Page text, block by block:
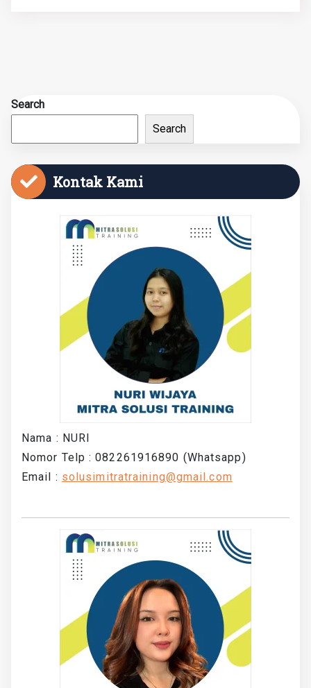
Search
Search
Kontak Kami
Nama : NURI
Nomor Telp : 082261916890 (Whatsapp)
Email : solusimitratraining@gmail.com